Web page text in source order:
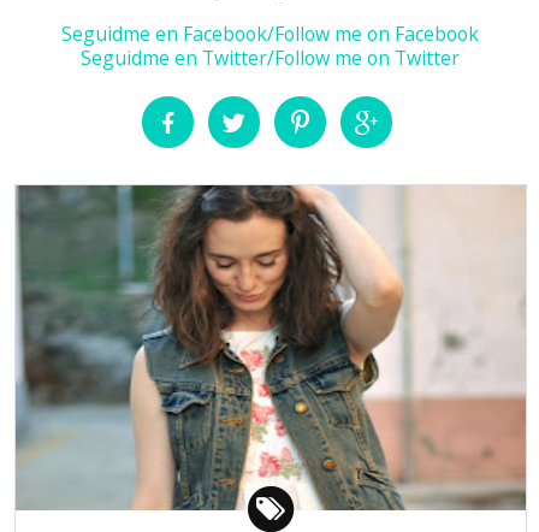
Seguidme en Facebook/Follow me on Facebook
Seguidme en Twitter/Follow me on Twitter